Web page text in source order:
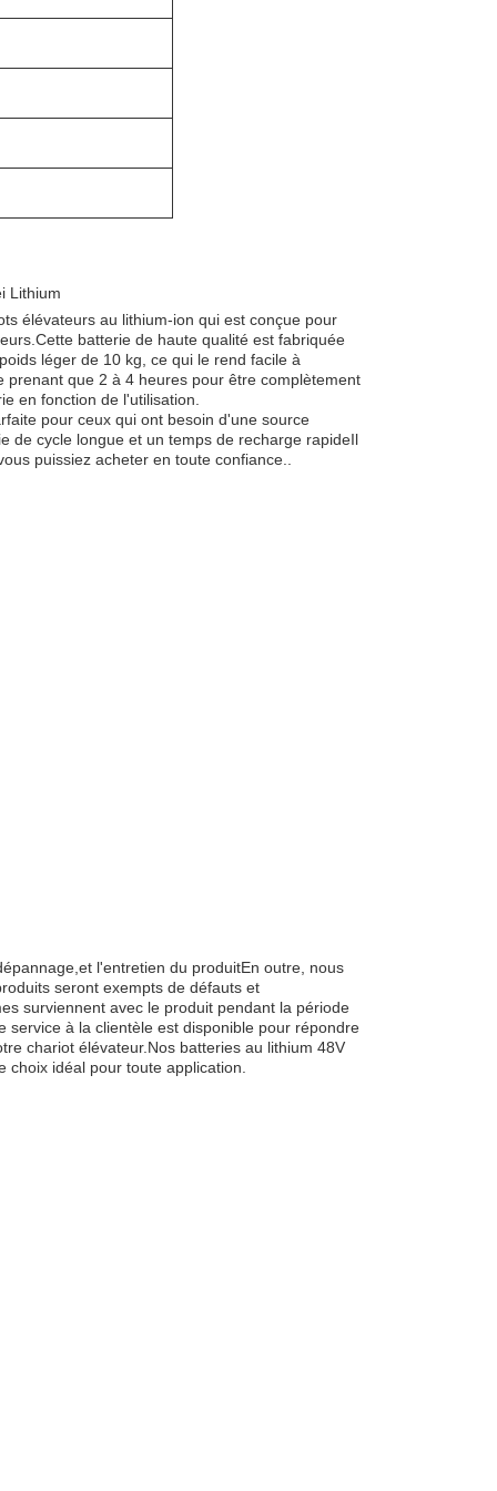
Lithium
élévateurs au lithium-ion qui est conçue pour
batterie de haute qualité est fabriquée
léger de 10 kg, ce qui le rend facile à
que 2 à 4 heures pour être complètement
en fonction de l'utilisation.
pour ceux qui ont besoin d'une source
de cycle longue et un temps de recharge rapideIl
puissiez acheter en toute confiance..
l'entretien du produitEn outre, nous
seront exempts de défauts et
surviennent avec le produit pendant la période
à la clientèle est disponible pour répondre
chariot élévateur.Nos batteries au lithium 48V
idéal pour toute application.